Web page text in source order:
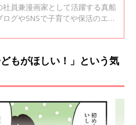
が語る出産のリアル【真船
ュー】
社員兼漫画家として活躍する真船
グやSNSで子育てや保活のエピ
婚や出産のこと、自身の経験を漫
もがほしい！」という気